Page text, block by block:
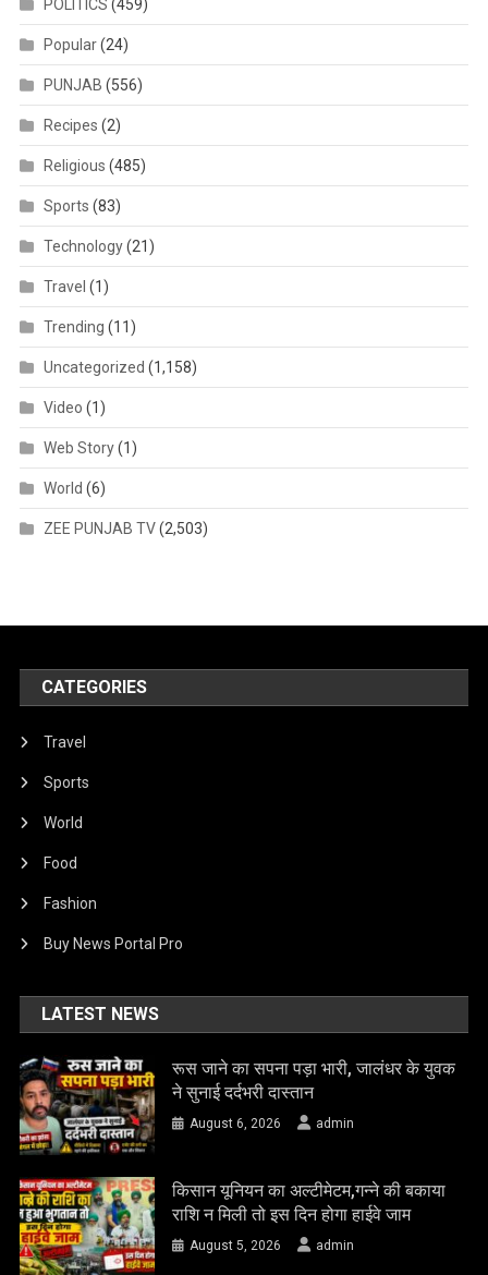
POLITICS (459)
Popular(24)
PUNJAB (556)
Recipes (2)
Religious (485)
Sports (83)
Technology(21)
Travel (1)
Trending (11)
Uncategorized (1,158)
Video (1)
Web Story(1)
World (6)
ZEE PUNJAB TV(2,503)
CATEGORIES
Travel
Sports
World
Food
Fashion
Buy News Portal Pro
LATEST NEWS
रूस जाने का सपना पड़ा भारी, जालंधर के युवक
ने सुनाई दर्दभरी दास्तान
August 6, 2026 admin
किसान यूनियन का अल्टीमेटम,गन्ने की बकाया
राशि न मिली तो इस दिन होगा हाईवे जाम
August 5, 2026 admin